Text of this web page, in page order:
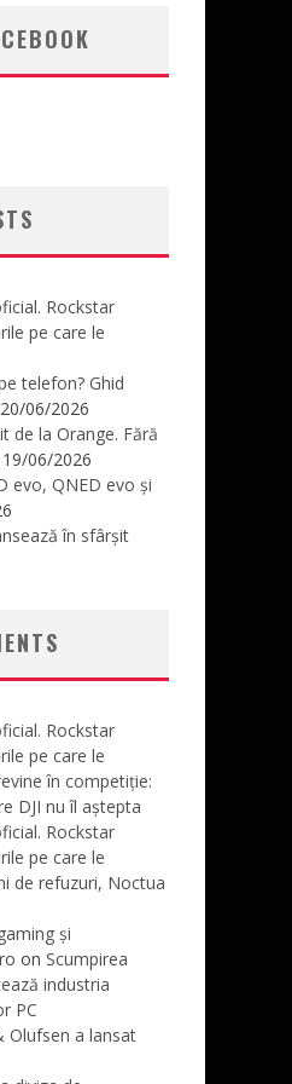
Rockstar
pe care le
telefon? Ghid
20/06/2026
de la Orange. Fără
19/06/2026
evo, QNED evo și
în sfârșit
Rockstar
pe care le
în competiție:
DJI nu îl aștepta
Rockstar
pe care le
de refuzuri, Noctua
și
on Scumpirea
industria
PC
Olufsen a lansat